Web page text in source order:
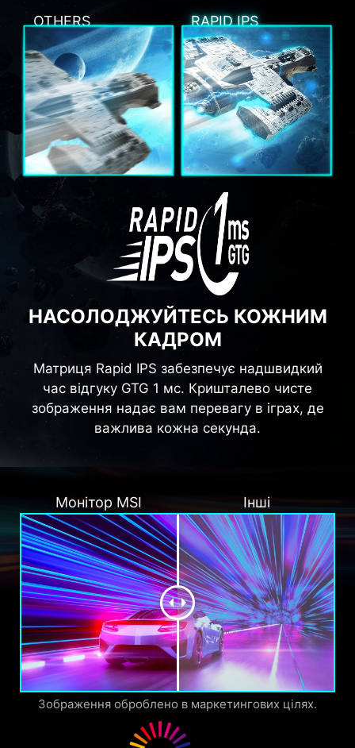
OTHERS RAPID IPS
НАСОЛОДЖУЙТЕСЬ КОЖНИМ
КАДРОМ
Матриця Rapid IPS забезпечує надшвидкий
час відгуку GTG 1 мс. Кришталево чисте
зображення надає вам перевагу в іграх, де
важлива кожна секунда.
Монітор MSI Інші
Зображення оброблено в маркетингових цілях.